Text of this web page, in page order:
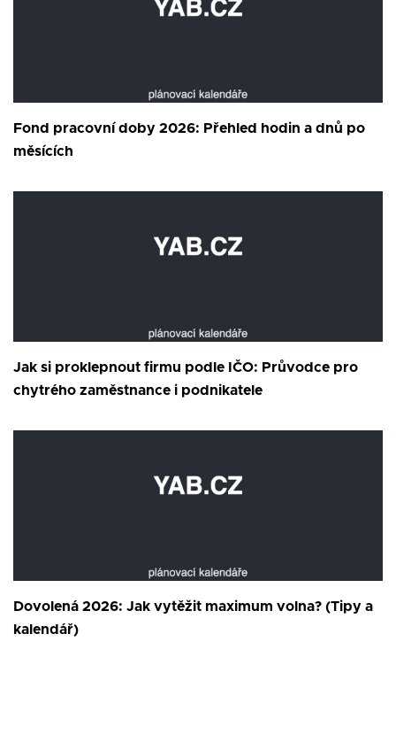
Fond pracovní doby 2026: Přehled hodin a dnů po
měsících
Jak si proklepnout firmu podle IČO: Průvodce pro
chytrého zaměstnance i podnikatele
Dovolená 2026: Jak vytěžit maximum volna? (Tipy a
kalendář)